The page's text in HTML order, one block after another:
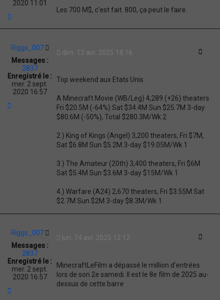
2020 11:01
Les 700 M$, c'est fait. 800, ça peut le faire.
u
Riggs_007
Messages :
2837
Enregistré le :
mer. 2 sept.
2020 16:57
dim. 13 avr. 2025 18:16
Top weekend aux Etats Unis
A Minecraft Movie (WB/Leg) 4,289 (+26) theaters
Fri $20.5M (-64%) Sat $34.4M Sun $25.7M 3-day
$80.6M (-50%), Total $280.3M/Wk 2
2.) King of Kings (Angel) 3,200 theaters, Fri $7M,
Sat $6.8M Sun $5.2M 3-day $19.05M/Wk 1
3.) The Amateur (20th) 3,400 theaters, Fri $6M
Sat $5.4M Sun $3.6M 3-day $15M/Wk 1
4.) Warfare (A24) 2,670 theaters, Fri $3.55M Sat
$2.7M Sun $2M 3-day $8.3M/Wk 1
Riggs_007
Messages :
2837
Enregistré le :
mer. 2 sept.
2020 16:57
lun. 14 avr. 2025 12:12
MinecraftLeFilm a dépassé le million d’entrées
lors de son 2e samedi. Il est le 8e film de 2025 au-
dessus de cette barre